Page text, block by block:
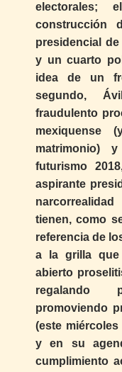
electorales;
construcción
presidencial
y un cuarto
idea de un
segundo,
fraudulento
mexiquense
matrimonio)
futurismo
aspirante
tienen, como
referencia de
a la grilla que
abierto
regalando
promoviendo
(este
y en su
cumplimiento